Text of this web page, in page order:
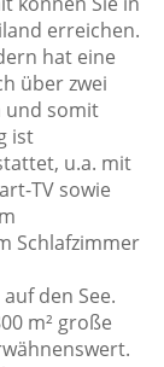
erreichen.
hat eine
über zwei
und somit
ist
u.a. mit
TV sowie
Schlafzimmer
den See.
m² große